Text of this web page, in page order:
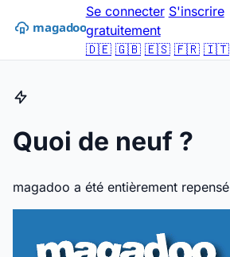
Se connecter S'inscrire
gratuitement
🇩🇪 🇬🇧 🇪🇸 🇫🇷 🇮🇹
Quoi de neuf ?
magadoo a été entièrement repensé